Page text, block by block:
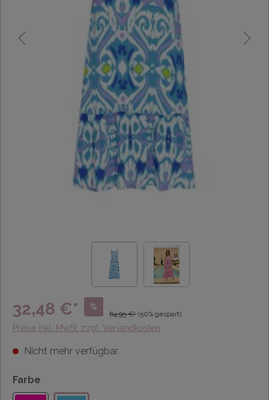
32,48 €* %
64,95 €* (50% gespart)
Preise inkl. MwSt. zzgl. Versandkosten
Nicht mehr verfügbar
Farbe